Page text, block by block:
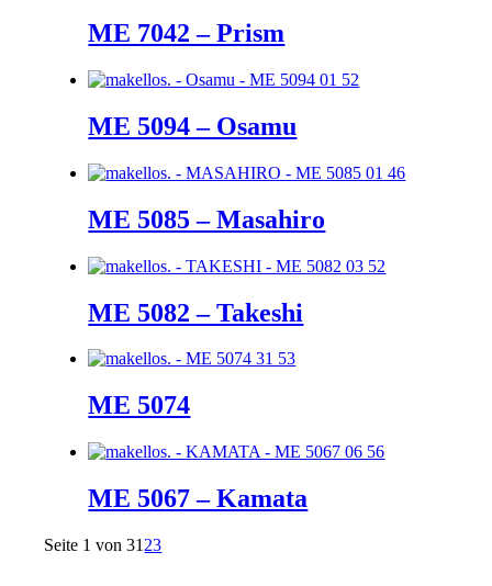
ME 7042 – Prism
ME 5094 – Osamu
ME 5085 – Masahiro
ME 5082 – Takeshi
ME 5074
ME 5067 – Kamata
Seite 1 von 31 23